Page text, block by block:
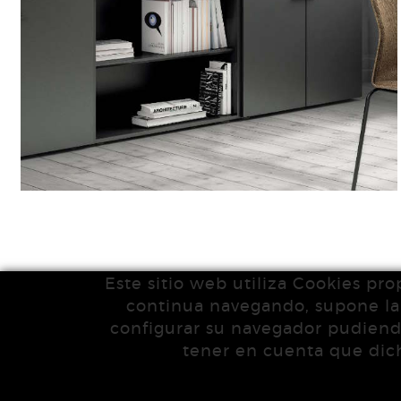
Este sitio web utiliza Cookies
continua navegando, supone
configurar su navegador
tener en cuenta que